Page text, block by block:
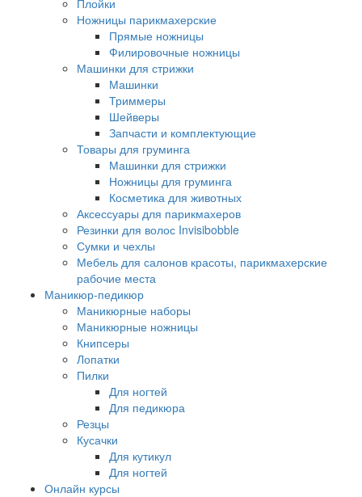
Плойки
Ножницы парикмахерские
Прямые ножницы
Филировочные ножницы
Машинки для стрижки
Машинки
Триммеры
Шейверы
Запчасти и комплектующие
Товары для груминга
Машинки для стрижки
Ножницы для груминга
Косметика для животных
Аксессуары для парикмахеров
Резинки для волос Invisibobble
Сумки и чехлы
Мебель для салонов красоты, парикмахерские
рабочие места
Маникюр-педикюр
Маникюрные наборы
Маникюрные ножницы
Книпсеры
Лопатки
Пилки
Для ногтей
Для педикюра
Резцы
Кусачки
Для кутикул
Для ногтей
Онлайн курсы